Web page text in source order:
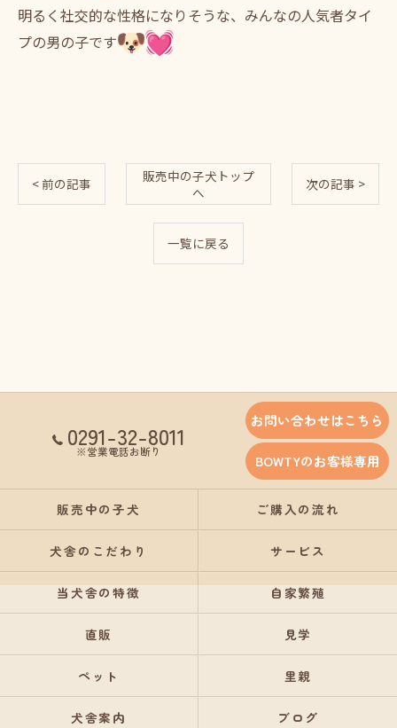
明るく社交的な性格になりそうな、 みんなの人気者タイ
プの男の子です
< 前の記事
販売中の子犬トップ
へ
次の記事 >
一覧に戻る
0291-32-8011
※営業電話お断り
お問い合わせはこちら
BOWTYのお客様専用
販売中の子犬 ご購入の流れ
犬舎のこだわり サービス
当犬舎の特徴 自家繁殖
直販 見学
ペット 里親
犬舎案内 ブログ